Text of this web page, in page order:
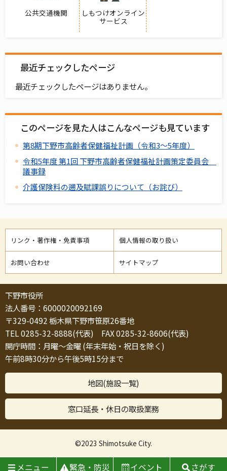
公共交通機関
しもつけオンライン
サービス
最近チェックしたページ
最近チェックしたページはありません。
このページを見た人はこんなページも見ています
第8期下野市高齢者保健福祉計画（令和3～5年度）
令和5年度 第1回 下野市高齢者保健福祉計画策定委員会
議事録
介護保険料の遡及賦課誤りについて（お詫び）
リンク・著作権・免責事項 個人情報の取り扱い
お問い合わせ サイトマップ
下野市役所
法人番号：6000020092169
〒329-0492 栃木県下野市笹原26番地
TEL 0285-32-8888(代表) FAX 0285-32-8606(代表)
開庁時間：月曜～金曜 (年末年始・祝日を除く)
午前8時30分から午後5時15分まで
地図(施設一覧)
窓口延長・休日の取扱業務
©2023 Shimotsuke City.
メニュー 緊急・防災 イベント さがす